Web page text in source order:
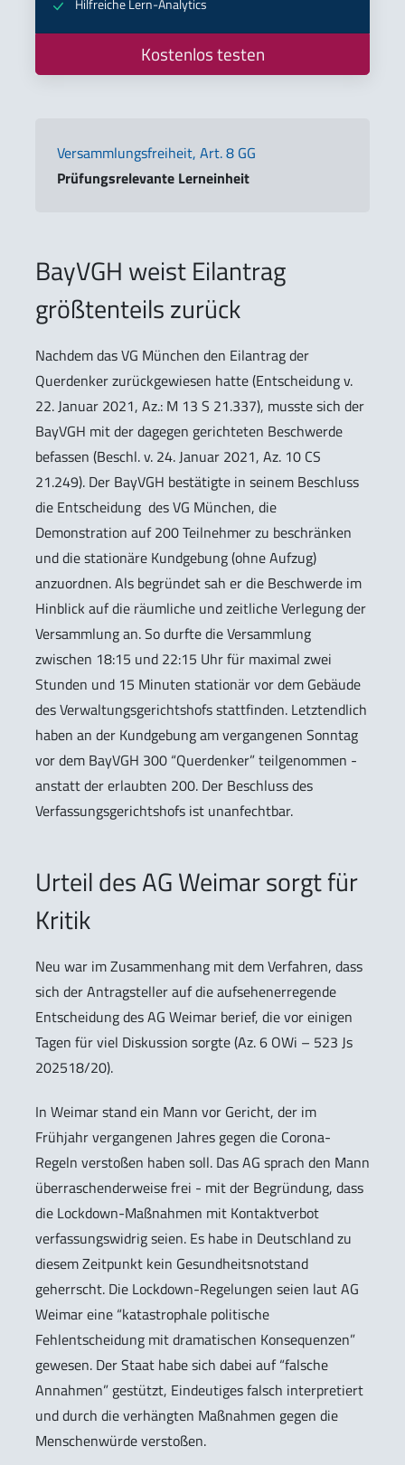
Hilfreiche Lern-Analytics
Kostenlos testen
Versammlungsfreiheit, Art. 8 GG
Prüfungsrelevante Lerneinheit
BayVGH weist Eilantrag
größtenteils zurück
Nachdem das VG München den Eilantrag der
Querdenker zurückgewiesen hatte (Entscheidung v.
22. Januar 2021, Az.: M 13 S 21.337), musste sich der
BayVGH mit der dagegen gerichteten Beschwerde
befassen (Beschl. v. 24. Januar 2021, Az. 10 CS
21.249). Der BayVGH bestätigte in seinem Beschluss
die Entscheidung des VG München, die
Demonstration auf 200 Teilnehmer zu beschränken
und die stationäre Kundgebung (ohne Aufzug)
anzuordnen. Als begründet sah er die Beschwerde im
Hinblick auf die räumliche und zeitliche Verlegung der
Versammlung an. So durfte die Versammlung
zwischen 18:15 und 22:15 Uhr für maximal zwei
Stunden und 15 Minuten stationär vor dem Gebäude
des Verwaltungsgerichtshofs stattfinden. Letztendlich
haben an der Kundgebung am vergangenen Sonntag
vor dem BayVGH 300 “Querdenker” teilgenommen -
anstatt der erlaubten 200. Der Beschluss des
Verfassungsgerichtshofs ist unanfechtbar.
Urteil des AG Weimar sorgt für
Kritik
Neu war im Zusammenhang mit dem Verfahren, dass
sich der Antragsteller auf die aufsehenerregende
Entscheidung des AG Weimar berief, die vor einigen
Tagen für viel Diskussion sorgte (Az. 6 OWi – 523 Js
202518/20).
In Weimar stand ein Mann vor Gericht, der im
Frühjahr vergangenen Jahres gegen die Corona-
Regeln verstoßen haben soll. Das AG sprach den Mann
überraschenderweise frei - mit der Begründung, dass
die Lockdown-Maßnahmen mit Kontaktverbot
verfassungswidrig seien. Es habe in Deutschland zu
diesem Zeitpunkt kein Gesundheitsnotstand
geherrscht. Die Lockdown-Regelungen seien laut AG
Weimar eine “katastrophale politische
Fehlentscheidung mit dramatischen Konsequenzen”
gewesen. Der Staat habe sich dabei auf “falsche
Annahmen” gestützt, Eindeutiges falsch interpretiert
und durch die verhängten Maßnahmen gegen die
Menschenwürde verstoßen.